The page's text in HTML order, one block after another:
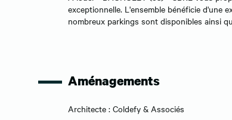
exceptionnelle. L'ensemble bénéficie d'une
nombreux parkings sont disponibles ainsi
Aménagements
Architecte : Coldefy & Associés